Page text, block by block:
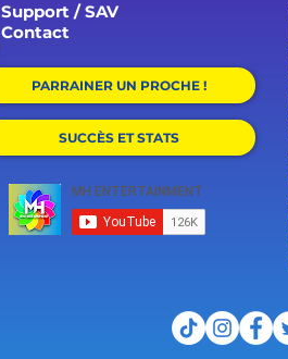
Support / SAV
Contact
PARRAINER UN PROCHE !
SUCCÈS ET STATS